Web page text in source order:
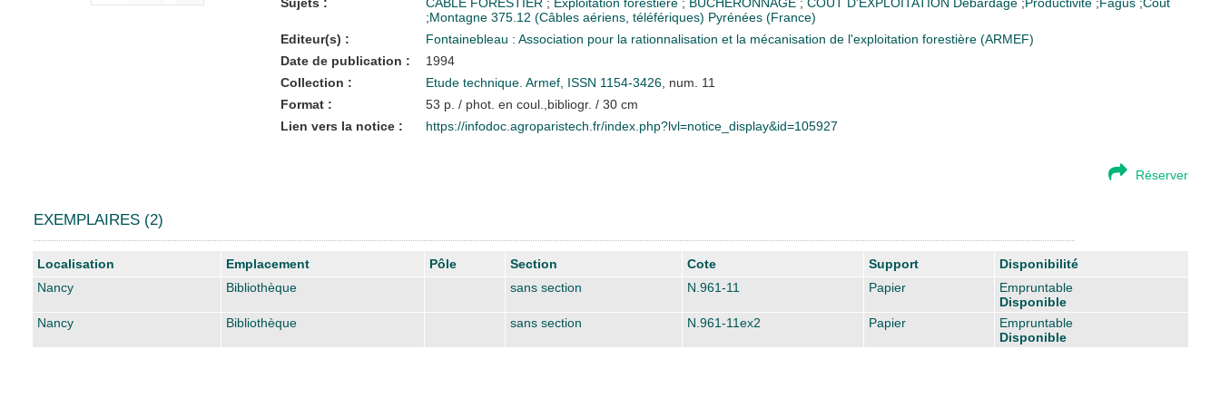
;Montagne 375.12 (Câbles aériens, téléfériques) Pyrénées (France)
Editeur(s) :
Fontainebleau : Association pour la rationnalisation et la mécanisation de l'exploitation forestière (ARMEF)
Date de publication :
1994
Collection :
Etude technique. Armef, ISSN 1154-3426, num. 11
Format :
53 p. / phot. en coul.,bibliogr. / 30 cm
Lien vers la notice :
https://infodoc.agroparistech.fr/index.php?lvl=notice_display&id=105927
Réserver
EXEMPLAIRES (2)
Liste des exemplaires
Localisation Emplacement Pôle Section Cote Support
Disponibilité
Nancy
Bibliothèque sans section N.961-11 Papier
Empruntable
Disponible
Nancy
Bibliothèque sans section N.961-11ex2 Papier
Empruntable
Disponible